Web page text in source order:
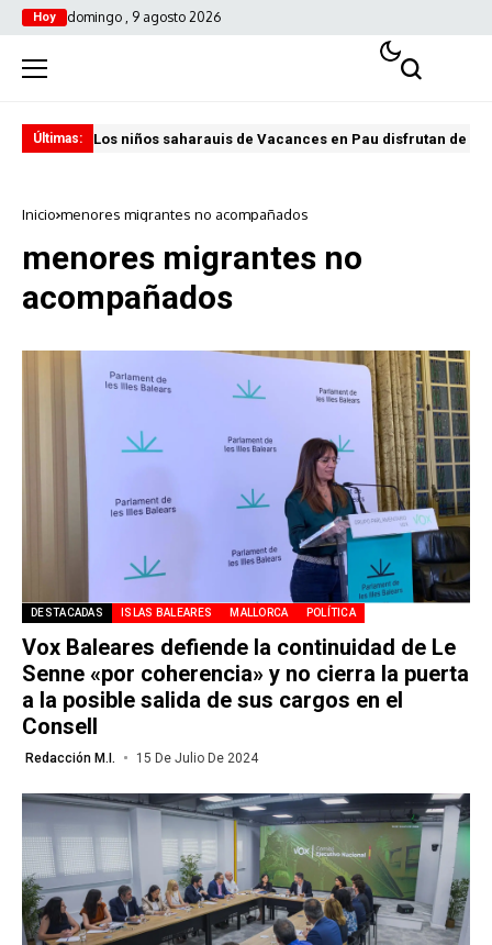
Hoy domingo , 9 agosto 2026
Últimas: Los niños saharauis de Vacances en Pau disfrutan de
Inicio menores migrantes no acompañados
menores migrantes no
acompañados
DESTACADAS ISLAS BALEARES MALLORCA POLÍTICA
Vox Baleares defiende la continuidad de Le
Senne «por coherencia» y no cierra la puerta
a la posible salida de sus cargos en el
Consell
Redacción M.I. 15 De Julio De 2024